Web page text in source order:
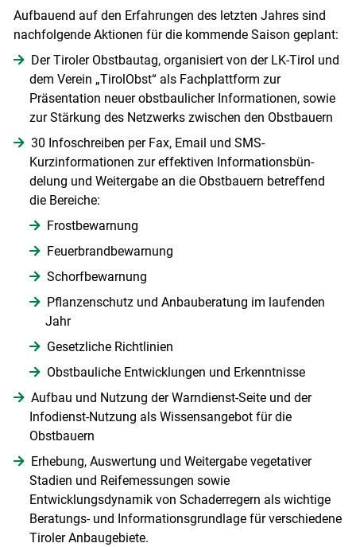
Aufbauend auf den Erfahrungen des letzten Jahres sind
nachfolgende Aktionen für die kommende Saison geplant:
Der Tiroler Obstbautag, organisiert von der LK-Tirol und
dem Verein „TirolObst“ als Fachplattform zur
Präsentation neuer obstbaulicher Informationen, sowie
zur Stärkung des Netzwerks zwischen den Obstbauern
30 Infoschreiben per Fax, Email und SMS-
Kurzinformationen zur effektiven Informationsbün-
delung und Weitergabe an die Obstbauern betreffend
die Bereiche:
Frostbewarnung
Feuerbrandbewarnung
Schorfbewarnung
Pflanzenschutz und Anbauberatung im laufenden
Jahr
Gesetzliche Richtlinien
Obstbauliche Entwicklungen und Erkenntnisse
Aufbau und Nutzung der Warndienst-Seite und der
Infodienst-Nutzung als Wissensangebot für die
Obstbauern
Erhebung, Auswertung und Weitergabe vegetativer
Stadien und Reifemessungen sowie
Entwicklungsdynamik von Schaderregern als wichtige
Beratungs- und Informationsgrundlage für verschiedene
Tiroler Anbaugebiete.